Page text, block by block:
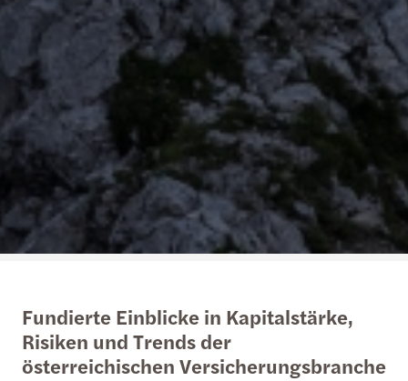
Fundierte Einblicke in Kapitalstärke,
Risiken und Trends der
österreichischen Versicherungsbranche